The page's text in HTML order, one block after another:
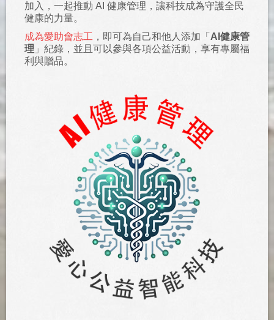
加入，一起推動 AI 健康管理，讓科技成為守護全民
健康的力量。
成為愛助會志工 ，即可為自己和他人添加「 AI健康管
理 」紀錄，並且可以參與各項公益活動，享有專屬福
利與贈品。